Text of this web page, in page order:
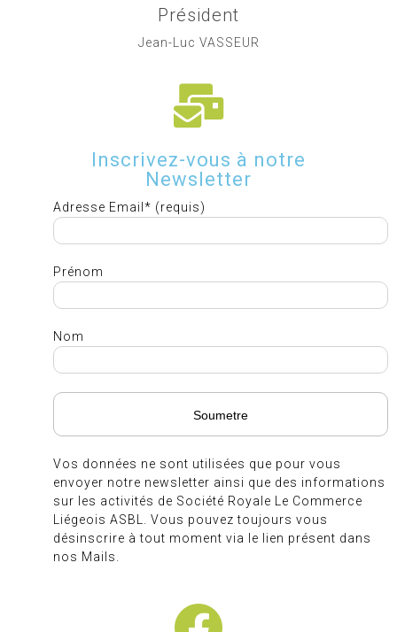
Président
Jean-Luc VASSEUR
Inscrivez-vous à notre
Newsletter
Adresse Email* (requis)
Prénom
Nom
Vos données ne sont utilisées que pour vous
envoyer notre newsletter ainsi que des informations
sur les activités de Société Royale Le Commerce
Liégeois ASBL. Vous pouvez toujours vous
désinscrire à tout moment via le lien présent dans
nos Mails.